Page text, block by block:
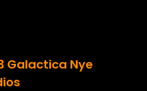
Galactica Nye